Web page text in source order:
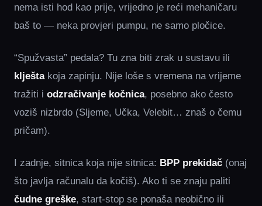
nema isti hod kao prije, vrijedno je reći mehaničaru
baš to — neka provjeri pumpu, ne samo pločice.
“Spužvasta” pedala? Tu zna biti zrak u sustavu ili
klještakoja zapinju. Nije loše s vremena na vrijeme
tražiti i odzračivanje kočnica, posebno ako često
voziš nizbrdo (Sljeme, Učka, Velebit… znaš o čemu
pričam).
I zadnje, sitnica koja nije sitnica: BPP prekidač (onaj
što javlja računalu da kočiš). Ako ti se znaju paliti
čudne greške, start-stop se ponaša neobično ili